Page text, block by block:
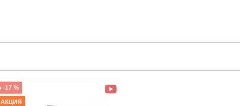
-17 %
АКЦИЯ